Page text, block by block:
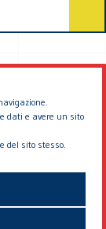
dati e avere un sito
del sito stesso.